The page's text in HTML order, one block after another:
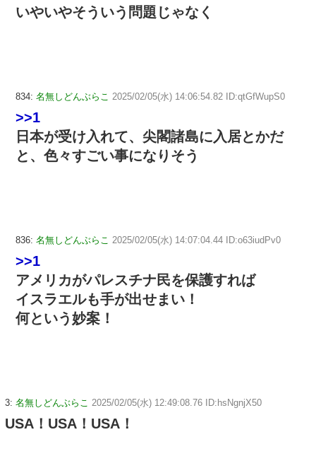
いやいやそういう問題じゃなく
834: 名無しどんぶらこ 2025/02/05(水) 14:06:54.82 ID:qtGfWupS0
>>1
日本が受け入れて、尖閣諸島に入居とかだ
と、色々すごい事になりそう
836: 名無しどんぶらこ 2025/02/05(水) 14:07:04.44 ID:o63iudPv0
>>1
アメリカがパレスチナ民を保護すれば
イスラエルも手が出せまい！
何という妙案！
3: 名無しどんぶらこ 2025/02/05(水) 12:49:08.76 ID:hsNgnjX50
USA！USA！USA！